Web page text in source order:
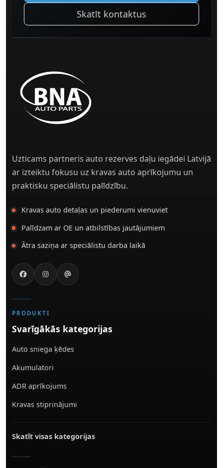
Skatīt kontaktus
Uzticams partneris auto rezerves daļu iegādei Latvijā
ar izteiktu fokusu uz kravas auto aprīkojumu un
praktisku speciālistu palīdzību.
Kravas auto detaļas un piederumi vienuviet
Palīdzam ar OE un atbilstības jautājumiem
Ātra saziņa ar speciālistu darba laikā
PRODUKTI
Svarīgākās kategorijas
Auto sniega ķēdes
Akumulatori
ADR aprīkojums
Kravas stiprinājumi
Skatīt visas kategorijas